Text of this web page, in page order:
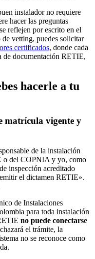
instalador no requiere
hacer las preguntas
reflejen por escrito en el
vetting, puedes solicitar
certificados, donde cada
de documentación RETIE,
hacerle a tu
matrícula vigente y
de la instalación
o del COPNIA y yo, como
inspección acreditado
el dictamen RETIE».
de Instalaciones
para toda instalación
no puede conectarse
el trámite, la
no se reconoce como